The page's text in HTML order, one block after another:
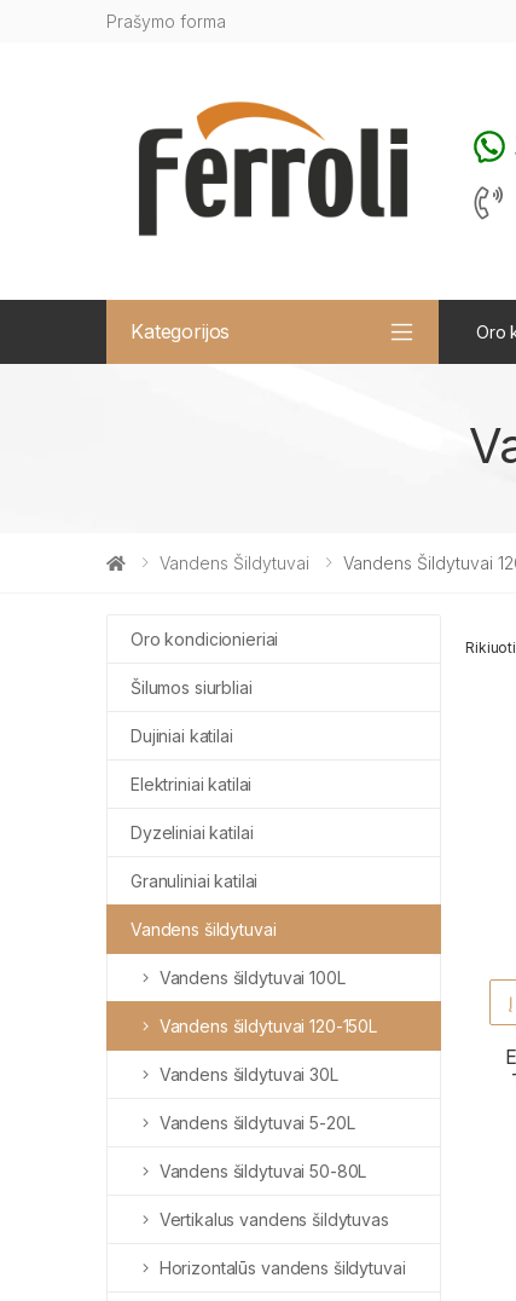
Prašymo forma
Kategorijos Oro
Vandens Šildytuvai Vandens Šildytuvai
Oro kondicionieriai
Šilumos siurbliai
Dujiniai katilai
Elektriniai katilai
Dyzeliniai katilai
Granuliniai katilai
Vandens šildytuvai
Vandens šildytuvai 100L
Vandens šildytuvai 120-150L
Vandens šildytuvai 30L
Vandens šildytuvai 5-20L
Vandens šildytuvai 50-80L
Vertikalus vandens šildytuvas
Horizontalūs vandens šildytuvai